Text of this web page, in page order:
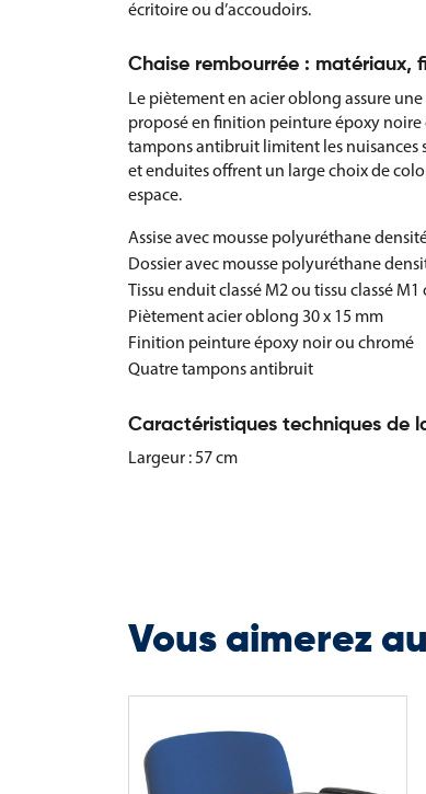
écritoire ou d’accoudoirs.
Chaise rembourrée : matériaux,
Le piètement en acier oblong assure
proposé en finition peinture époxy noire
tampons antibruit limitent les nuisances
et enduites offrent un large choix de
espace.
Assise avec mousse polyuréthane
Dossier avec mousse polyuréthane
Tissu enduit classé M2 ou tissu classé M1
Piètement acier oblong 30 x 15 mm
Finition peinture époxy noir ou chromé
Quatre tampons antibruit
Caractéristiques techniques de
Largeur : 57 cm
Options et configurations
utilisateurs et des espaces.
Accoudoirs fixes en polypropylène noir
Accoudoir droit avec tablette écritoire
Accroche plastique
Vous aimerez